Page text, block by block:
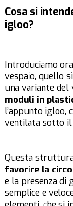
Cosa si
igloo?
Introduciamo
vespaio, quello
una variante del
moduli in
l’appunto igloo,
ventilata sotto il
Questa
favorire la
e la presenza di
semplice e